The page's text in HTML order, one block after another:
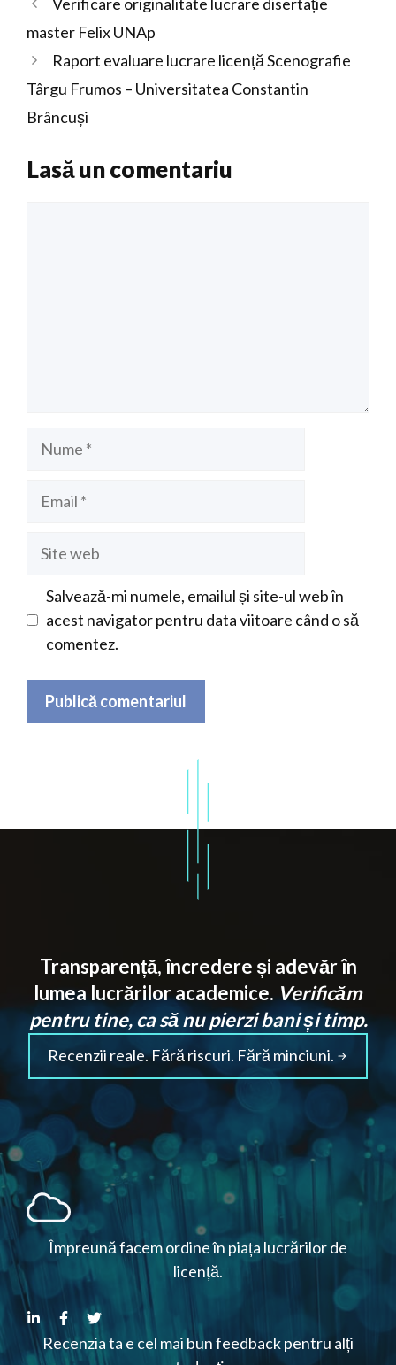
master Felix UNAp
Raport evaluare lucrare licență Scenografie
Târgu Frumos – Universitatea Constantin
Brâncuși
Lasă un comentariu
Salvează-mi numele, emailul și site-ul web în
acest navigator pentru data viitoare când o să
comentez.
Transparență, încredere și adevăr în
lumea lucrărilor academice. Verificăm
pentru tine, ca să nu pierzi bani și timp.
Recenzii reale. Fără riscuri. Fără minciuni.
Împreună facem ordine în piața lucrărilor de
licență.
Recenzia ta e cel mai bun feedback pentru alți